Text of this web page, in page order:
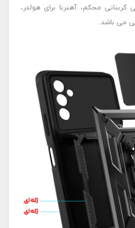
محکم، آهنربا برای هولدر،
می باشد.